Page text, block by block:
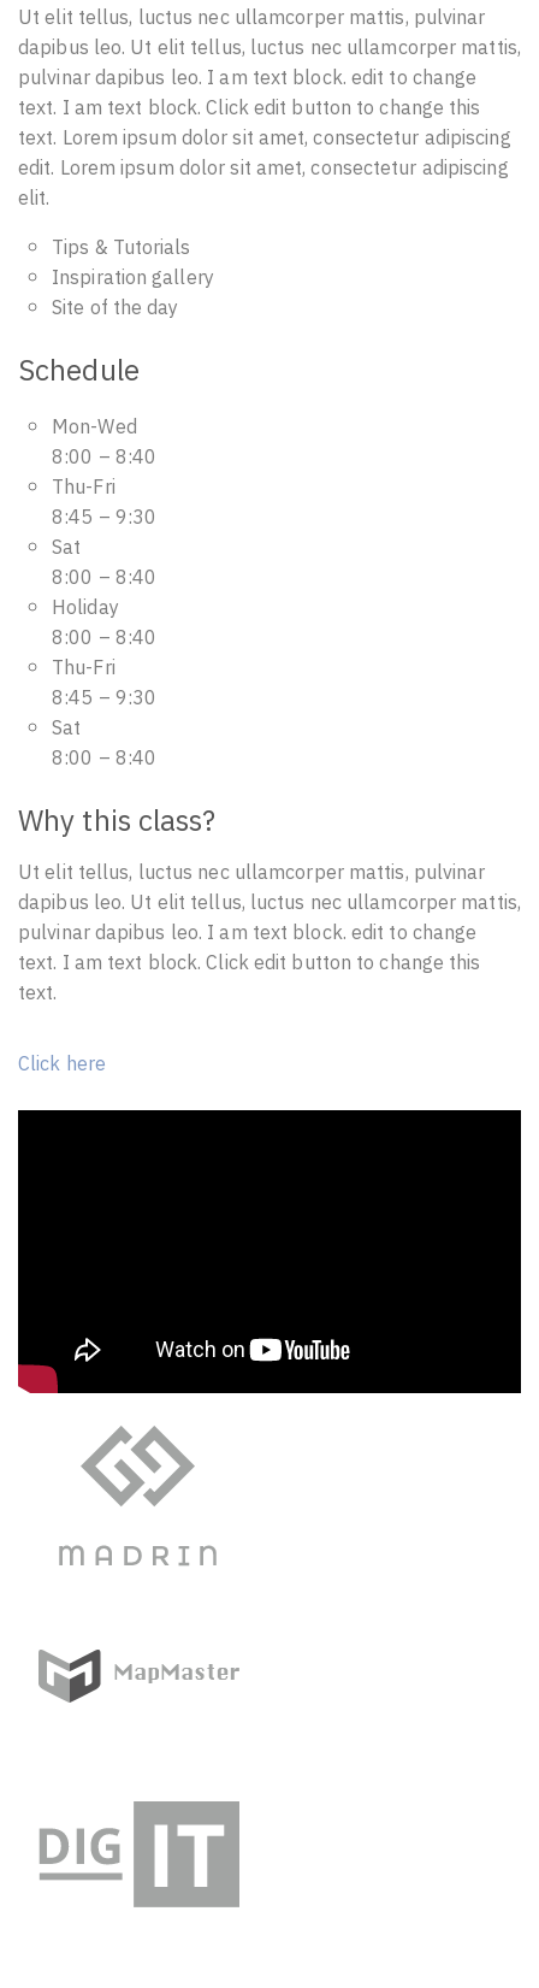
Ut elit tellus, luctus nec ullamcorper mattis, pulvinar
dapibus leo. Ut elit tellus, luctus nec ullamcorper mattis,
pulvinar dapibus leo. I am text block. edit to change
text. I am text block. Click edit button to change this
text. Lorem ipsum dolor sit amet, consectetur adipiscing
edit. Lorem ipsum dolor sit amet, consectetur adipiscing
elit.
Tips & Tutorials
Inspiration gallery
Site of the day
Schedule
Mon-Wed
8:00 – 8:40
Thu-Fri
8:45 – 9:30
Sat
8:00 – 8:40
Holiday
8:00 – 8:40
Thu-Fri
8:45 – 9:30
Sat
8:00 – 8:40
Why this class?
Ut elit tellus, luctus nec ullamcorper mattis, pulvinar
dapibus leo. Ut elit tellus, luctus nec ullamcorper mattis,
pulvinar dapibus leo. I am text block. edit to change
text. I am text block. Click edit button to change this
text.
Click here